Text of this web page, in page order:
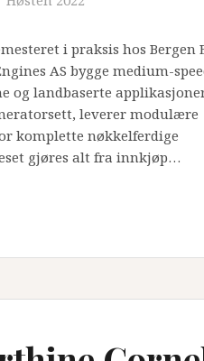
i praksis hos Bergen
AS bygge medium-
og landbaserte
leverer modulære
komplette nøkkelferdige
gjøres alt fra innkjøp…